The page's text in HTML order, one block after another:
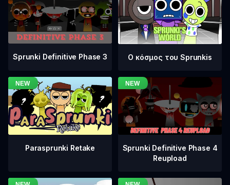
Sprunki Definitive Phase 3 Ο κόσμος του Sprunkis
Parasprunki Retake
Sprunki Definitive Phase 4
Reupload